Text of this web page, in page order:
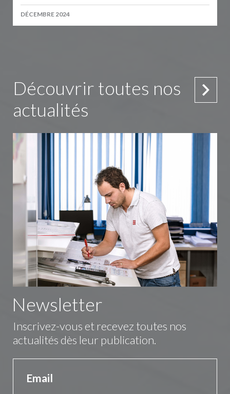
DÉCEMBRE 2024
Découvrir toutes nos
actualités
Newsletter
Inscrivez-vous et recevez toutes nos
actualités dès leur publication.